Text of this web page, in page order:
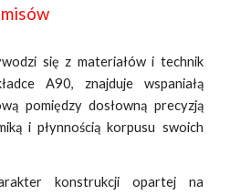
się z materiałów i technik
A90, znajduje wspaniałą
pomiędzy dosłowną precyzją
i płynnością korpusu swoich
konstrukcji opartej na